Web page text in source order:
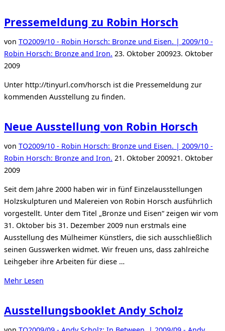
Ausstellungseröffnung
Robin
Horsch“
Pressemeldung zu Robin Horsch
von TO2009/10 - Robin Horsch: Bronze und Eisen. | 2009/10 -
Robin Horsch: Bronze and Iron. Veröffentlicht
23. Oktober 200923. Oktober
2009
Unter http://tinyurl.com/horsch ist die Pressemeldung zur
kommenden Ausstellung zu finden.
Neue Ausstellung von Robin Horsch
von TO2009/10 - Robin Horsch: Bronze und Eisen. | 2009/10 -
Robin Horsch: Bronze and Iron. Veröffentlicht
21. Oktober 200921. Oktober
2009
Seit dem Jahre 2000 haben wir in fünf Einzelausstellungen
Holzskulpturen und Malereien von Robin Horsch ausführlich
vorgestellt. Unter dem Titel „Bronze und Eisen“ zeigen wir vom
31. Oktober bis 31. Dezember 2009 nun erstmals eine
Ausstellung des Mülheimer Künstlers, die sich ausschließlich
seinen Gusswerken widmet. Wir freuen uns, dass zahlreiche
Leihgeber ihre Arbeiten für diese …
Mehr über
Ausstellung
von
Robin
Lesen
Ausstellungsbooklet Andy Scholz